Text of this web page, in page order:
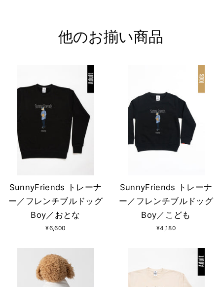
他のお揃い商品
SunnyFriends トレーナ
ー／フレンチブルドッグ
Boy／おとな
¥6,600
SunnyFriends トレーナ
ー／フレンチブルドッグ
Boy／こども
¥4,180